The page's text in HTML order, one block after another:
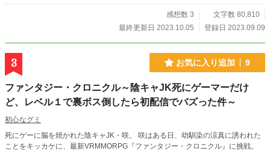
感想数 3
文字数 80,810
最終更新日 2023.10.05
登録日 2023.09.09
3 お気に入り追加 9
ファンタジー・クロニクル～陰キャJK死にゲーマーだけ
ど、レベル１で裏ボス倒したら初配信でバズった件～
初心なグミ
死にゲーに脳を焼かれた陰キャJK・咲。 咲はある日、幼馴染の涼真に誘われた
ことをキッカケに、最新VRMMORPG『ファンタジー・クロニクル』に挑戦。